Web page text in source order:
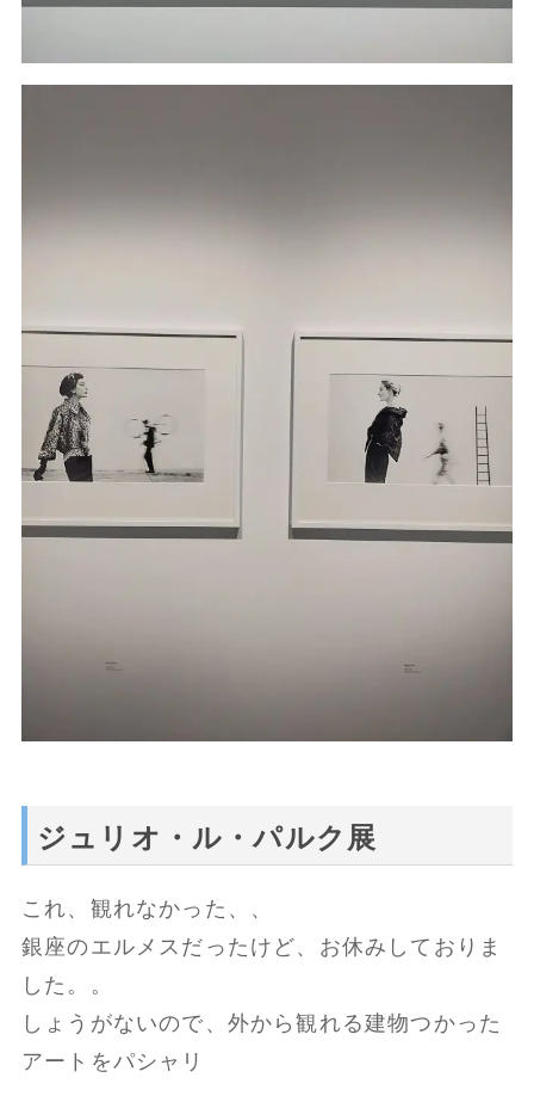
ジュリオ・ル・パルク展
これ、観れなかった、、
銀座のエルメスだったけど、お休みしておりま
した。。
しょうがないので、外から観れる建物つかった
アートをパシャリ